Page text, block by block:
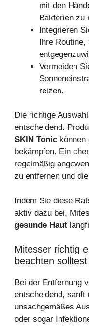
mit den
Bakterien zu
Integrieren
Ihre Routine,
Vermeiden
reizen.
Die richtige
entscheidend.
SKIN Tonic können
bekämpfen. Ein
regelmäßig
zu entfernen und
Indem Sie diese
aktiv dazu bei,
gesunde Haut
Mitesser richtig
beachten solltest
Bei der Entfernung
entscheidend, sanft
unsachgemäßes
oder sogar